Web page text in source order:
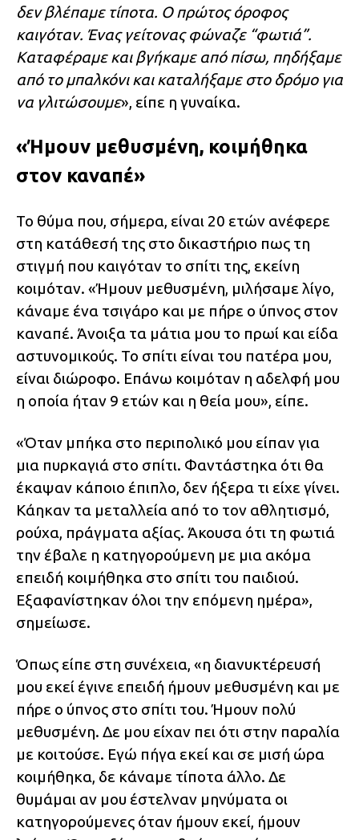
δεν βλέπαμε τίποτα. Ο πρώτος όροφος
καιγόταν. Ένας γείτονας φώναζε “φωτιά”.
Καταφέραμε και βγήκαμε από πίσω, πηδήξαμε
από το μπαλκόνι και καταλήξαμε στο δρόμο για
να γλιτώσουμε», είπε η γυναίκα.
«Ήμουν μεθυσμένη, κοιμήθηκα
στον καναπέ»
Το θύμα που, σήμερα, είναι 20 ετών ανέφερε
στη κατάθεσή της στο δικαστήριο πως τη
στιγμή που καιγόταν το σπίτι της, εκείνη
κοιμόταν. «Ήμουν μεθυσμένη, μιλήσαμε λίγο,
κάναμε ένα τσιγάρο και με πήρε ο ύπνος στον
καναπέ. Άνοιξα τα μάτια μου το πρωί και είδα
αστυνομικούς. Το σπίτι είναι του πατέρα μου,
είναι διώροφο. Επάνω κοιμόταν η αδελφή μου
η οποία ήταν 9 ετών και η θεία μου», είπε.
«Όταν μπήκα στο περιπολικό μου είπαν για
μια πυρκαγιά στο σπίτι. Φαντάστηκα ότι θα
έκαψαν κάποιο έπιπλο, δεν ήξερα τι είχε γίνει.
Κάηκαν τα μεταλλεία από το τον αθλητισμό,
ρούχα, πράγματα αξίας. Άκουσα ότι τη φωτιά
την έβαλε η κατηγορούμενη με μια ακόμα
επειδή κοιμήθηκα στο σπίτι του παιδιού.
Εξαφανίστηκαν όλοι την επόμενη ημέρα»,
σημείωσε.
Όπως είπε στη συνέχεια, «η διανυκτέρευσή
μου εκεί έγινε επειδή ήμουν μεθυσμένη και με
πήρε ο ύπνος στο σπίτι του. Ήμουν πολύ
μεθυσμένη. Δε μου είχαν πει ότι στην παραλία
με κοιτούσε. Εγώ πήγα εκεί και σε μισή ώρα
κοιμήθηκα, δε κάναμε τίποτα άλλο. Δε
θυμάμαι αν μου έστελναν μηνύματα οι
κατηγορούμενες όταν ήμουν εκεί, ήμουν